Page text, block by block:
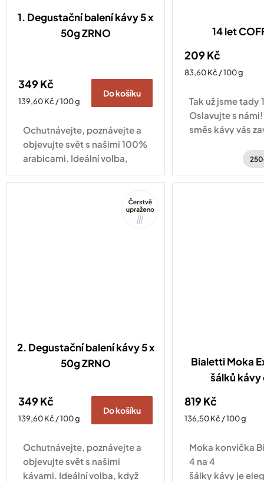
1. Degustační balení kávy 5 x
50g ZRNO
349 Kč
Měrná
139,60 Kč / 100 g
Do košíku
Ochutnávejte, poznávejte a
objevujte svět s našimi 100%
arabicami. Ideální volba,
když se nemůžete
rozhodnout!
14 let
209 Kč
Měrná
83,60 Kč / 100 g
Tak už jsme tady
Oslavujte s
směs kávy vás
Hondurasu a
Tip
2. Degustační balení kávy 5 x
50g ZRNO
349 Kč
Měrná
139,60 Kč / 100 g
Do košíku
Ochutnávejte, poznávejte a
objevujte svět s našimi
kávami. Ideální volba, když
Bialetti Moka
šálků kávy
819 Kč
Měrná
136,50 Kč / 100 g
Moka konvička
4 na 4
šálky kávy je